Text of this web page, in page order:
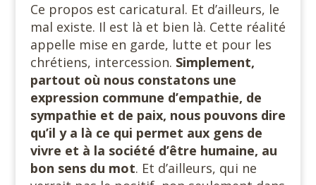
Ce propos est caricatural. Et d’ailleurs, le
mal existe. Il est là et bien là. Cette réalité
appelle mise en garde, lutte et pour les
chrétiens, intercession. Simplement,
partout où nous constatons une
expression commune d’empathie, de
sympathie et de paix, nous pouvons dire
qu’il y a là ce qui permet aux gens de
vivre et à la société d’être humaine, au
bon sens du mot. Et d’ailleurs, qui ne